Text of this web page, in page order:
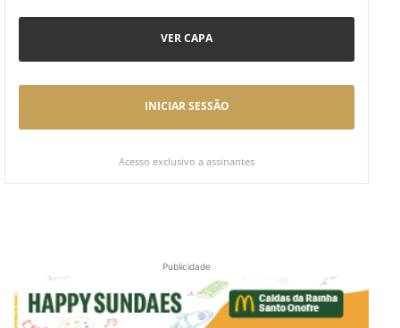
VER CAPA
INICIAR SESSÃO
Acesso exclusivo a assinantes
Publicidade